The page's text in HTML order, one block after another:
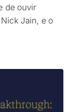
de ouvir
Jain, e o